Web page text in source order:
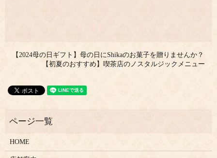
【2024母の日ギフト】母の日にShikaのお菓子を贈りませんか？
【初夏のおすすめ】喫茶店のノスタルジックメニュー
HOME